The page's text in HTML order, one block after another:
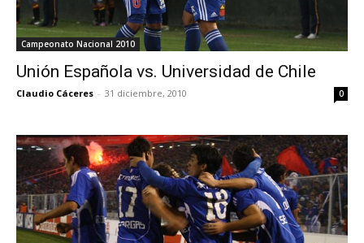
Campeonato Nacional 2010
Unión Española vs. Universidad de Chile
Claudio Cáceres - 31 diciembre, 2010 0